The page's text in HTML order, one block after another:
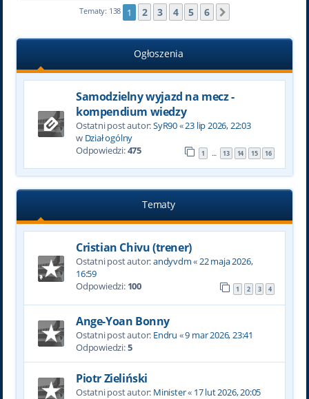
Tematy: 138 1 2 3 4 5 6
Ogłoszenia
Samodzielny wyjazd na mecz -
kompendium wiedzy
Ostatni post autor:SyR90«23 lip 2026, 22:03
w Dział ogólny
Odpowiedzi:475 1 … 13 14 15 16
Tematy
Cristian Chivu (trener)
Ostatni post autor:andyvdm«22 maja 2026,
16:59
Odpowiedzi: 100 1 2 3 4
Ange-Yoan Bonny
Ostatni post autor: Endru «9 mar 2026, 23:41
Odpowiedzi:5
Piotr Zieliński
Ostatni post autor: Minister« 17 lut 2026, 20:05